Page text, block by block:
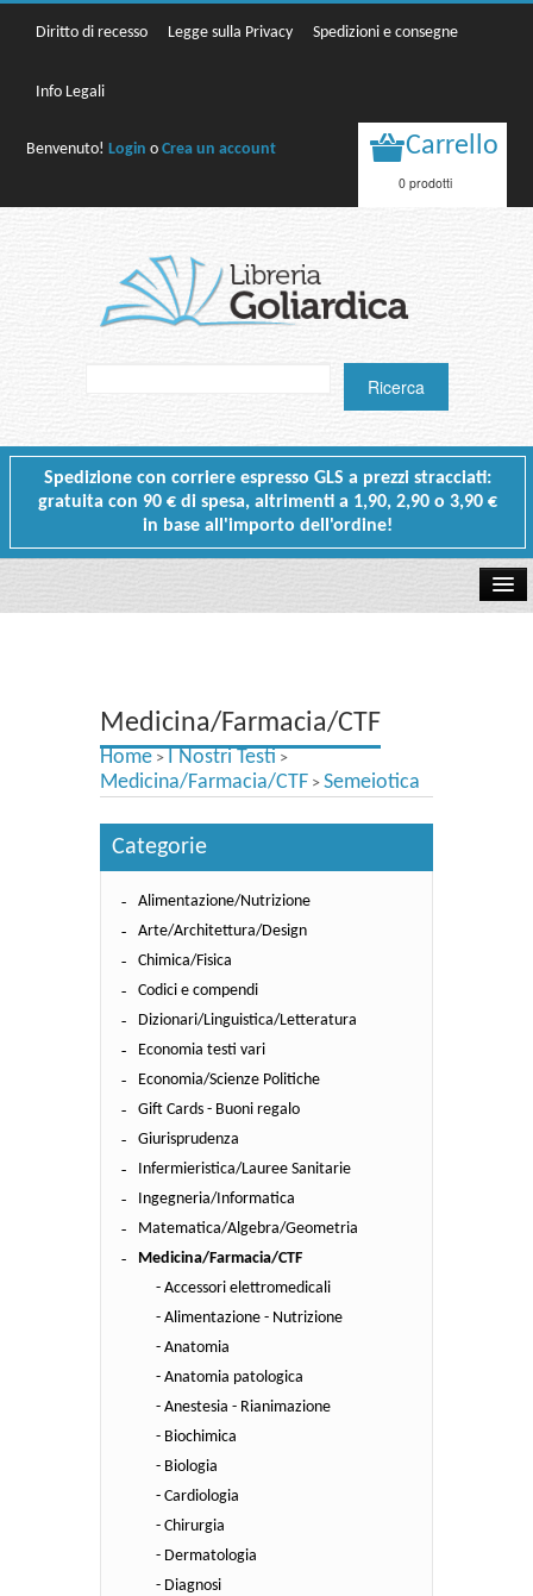
Diritto di recesso Legge sulla Privacy Spedizioni e consegne
Info Legali
Benvenuto!Login oCrea un account Carrello
0 prodotti
Spedizione con corriere espresso GLS a prezzi stracciati:
gratuita con 90 € di spesa, altrimenti a 1,90, 2,90 o 3,90 €
in base all'importo dell'ordine!
Testi Concorsi
Testi scolastici
Carta Cultura e Carta del Merito - Carta Docente
Medicina/Farmacia/CTF
Home > I Nostri Testi >
Medicina/Farmacia/CTF > Semeiotica
Categorie
Alimentazione/Nutrizione
Arte/Architettura/Design
Chimica/Fisica
Codici e compendi
Dizionari/Linguistica/Letteratura
Economia testi vari
Economia/Scienze Politiche
Gift Cards - Buoni regalo
Giurisprudenza
Infermieristica/Lauree Sanitarie
Ingegneria/Informatica
Matematica/Algebra/Geometria
Medicina/Farmacia/CTF
- Accessori elettromedicali
- Alimentazione - Nutrizione
- Anatomia
- Anatomia patologica
- Anestesia - Rianimazione
- Biochimica
- Biologia
- Cardiologia
- Chirurgia
- Dermatologia
- Diagnosi